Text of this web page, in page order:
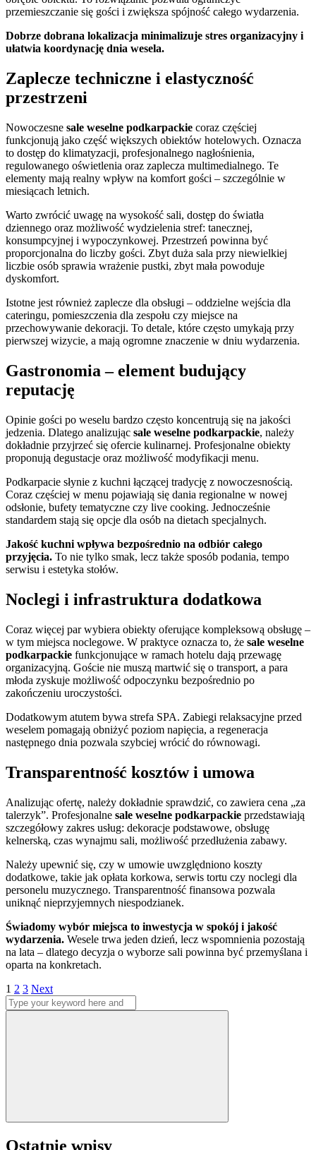
przemieszczanie się gości i zwiększa spójność całego wydarzenia.
Dobrze dobrana lokalizacja minimalizuje stres organizacyjny i
ułatwia koordynację dnia wesela.
Zaplecze techniczne i elastyczność
przestrzeni
Nowoczesne sale weselne podkarpackie coraz częściej
funkcjonują jako część większych obiektów hotelowych. Oznacza
to dostęp do klimatyzacji, profesjonalnego nagłośnienia,
regulowanego oświetlenia oraz zaplecza multimedialnego. Te
elementy mają realny wpływ na komfort gości – szczególnie w
miesiącach letnich.
Warto zwrócić uwagę na wysokość sali, dostęp do światła
dziennego oraz możliwość wydzielenia stref: tanecznej,
konsumpcyjnej i wypoczynkowej. Przestrzeń powinna być
proporcjonalna do liczby gości. Zbyt duża sala przy niewielkiej
liczbie osób sprawia wrażenie pustki, zbyt mała powoduje
dyskomfort.
Istotne jest również zaplecze dla obsługi – oddzielne wejścia dla
cateringu, pomieszczenia dla zespołu czy miejsce na
przechowywanie dekoracji. To detale, które często umykają przy
pierwszej wizycie, a mają ogromne znaczenie w dniu wydarzenia.
Gastronomia – element budujący
reputację
Opinie gości po weselu bardzo często koncentrują się na jakości
jedzenia. Dlatego analizując sale weselne podkarpackie, należy
dokładnie przyjrzeć się ofercie kulinarnej. Profesjonalne obiekty
proponują degustacje oraz możliwość modyfikacji menu.
Podkarpacie słynie z kuchni łączącej tradycję z nowoczesnością.
Coraz częściej w menu pojawiają się dania regionalne w nowej
odsłonie, bufety tematyczne czy live cooking. Jednocześnie
standardem stają się opcje dla osób na dietach specjalnych.
Jakość kuchni wpływa bezpośrednio na odbiór całego
przyjęcia. To nie tylko smak, lecz także sposób podania, tempo
serwisu i estetyka stołów.
Noclegi i infrastruktura dodatkowa
Coraz więcej par wybiera obiekty oferujące kompleksową obsługę –
w tym miejsca noclegowe. W praktyce oznacza to, że sale weselne
podkarpackie funkcjonujące w ramach hotelu dają przewagę
organizacyjną. Goście nie muszą martwić się o transport, a para
młoda zyskuje możliwość odpoczynku bezpośrednio po
zakończeniu uroczystości.
Dodatkowym atutem bywa strefa SPA. Zabiegi relaksacyjne przed
weselem pomagają obniżyć poziom napięcia, a regeneracja
następnego dnia pozwala szybciej wrócić do równowagi.
Transparentność kosztów i umowa
Analizując ofertę, należy dokładnie sprawdzić, co zawiera cena „za
talerzyk”. Profesjonalne sale weselne podkarpackie przedstawiają
szczegółowy zakres usług: dekoracje podstawowe, obsługę
kelnerską, czas wynajmu sali, możliwość przedłużenia zabawy.
Należy upewnić się, czy w umowie uwzględniono koszty
dodatkowe, takie jak opłata korkowa, serwis tortu czy noclegi dla
personelu muzycznego. Transparentność finansowa pozwala
uniknąć nieprzyjemnych niespodzianek.
Świadomy wybór miejsca to inwestycja w spokój i jakość
wydarzenia. Wesele trwa jeden dzień, lecz wspomnienia pozostają
na lata – dlatego decyzja o wyborze sali powinna być przemyślana i
oparta na konkretach.
Stronicowanie
wpisów
Page
1 Page
2 Page
3 Next
Search
for:
Ostatnie wpisy